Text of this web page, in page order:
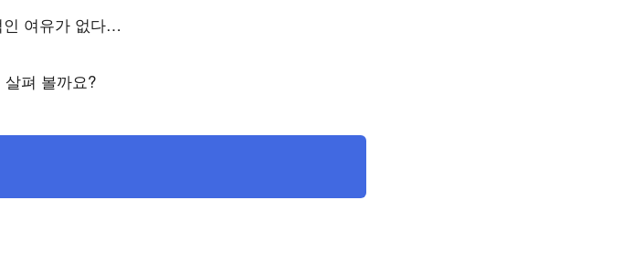
인 여유가 없다…
살펴 볼까요?